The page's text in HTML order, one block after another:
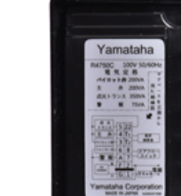
anello